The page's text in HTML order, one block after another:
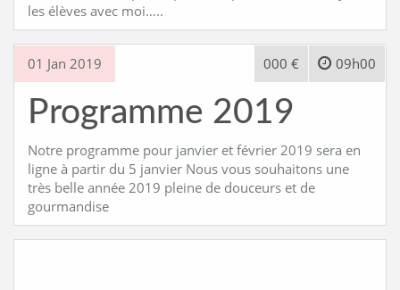
les élèves avec moi…..
01 Jan 2019 09h00
000 €
Programme 2019
Notre programme pour janvier et février 2019 sera en
ligne à partir du 5 janvier Nous vous souhaitons une
très belle année 2019 pleine de douceurs et de
gourmandise